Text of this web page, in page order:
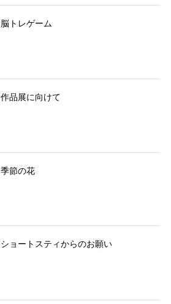
脳トレゲーム
作品展に向けて
季節の花
ショートスティからのお願い